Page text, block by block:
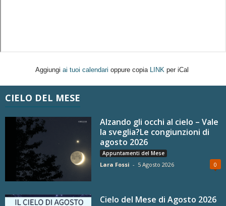
Aggiungi ai tuoi calendari oppure copia LINK per iCal
CIELO DEL MESE
Alzando gli occhi al cielo – Vale
la sveglia?Le congiunzioni di
agosto 2026
Appuntamenti del Mese
Lara Fossi - 5 Agosto 2026 0
Cielo del Mese di Agosto 2026